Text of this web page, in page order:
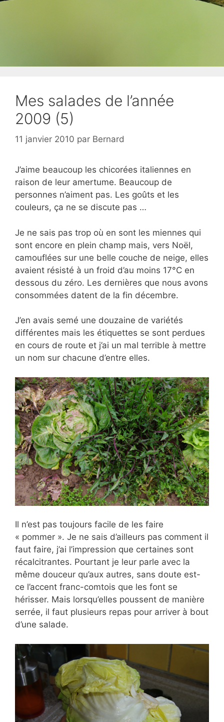
Mes salades de l’année
2009 (5)
11 janvier 2010 par Bernard
J’aime beaucoup les chicorées italiennes en
raison de leur amertume. Beaucoup de
personnes n’aiment pas. Les goûts et les
couleurs, ça ne se discute pas …
Je ne sais pas trop où en sont les miennes qui
sont encore en plein champ mais, vers Noël,
camouflées sur une belle couche de neige, elles
avaient résisté à un froid d’au moins 17°C en
dessous du zéro. Les dernières que nous avons
consommées datent de la fin décembre.
J’en avais semé une douzaine de variétés
différentes mais les étiquettes se sont perdues
en cours de route et j’ai un mal terrible à mettre
un nom sur chacune d’entre elles.
Il n’est pas toujours facile de les faire
« pommer ». Je ne sais d’ailleurs pas comment il
faut faire, j’ai l’impression que certaines sont
récalcitrantes. Pourtant je leur parle avec la
même douceur qu’aux autres, sans doute est-
ce l’accent franc-comtois que les font se
hérisser. Mais lorsqu’elles poussent de manière
serrée, il faut plusieurs repas pour arriver à bout
d’une salade.